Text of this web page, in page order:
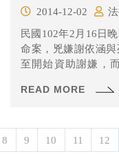
2014-12-02
民國102年2月16日
命案，兇嫌謝依涵
至開始資助謝嫌，
領張翠萍保管箱內財
READ MORE
8 9 10 11 12